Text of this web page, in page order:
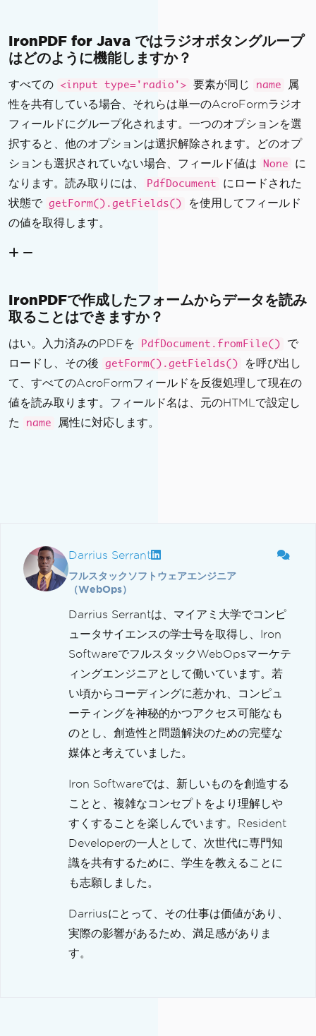
IronPDF for Java ではラジオボタングループ
はどのように機能しますか？
すべての <input type='radio'> 要素が同じ name
属
性を共有している場合、それらは単一のAcroFormラジオ
フィールドにグループ化されます。一つのオプションを選
択すると、他のオプションは選択解除されます。どのオプ
ションも選択されていない場合、フィールド値は
None
に
なります。読み取りには、
PdfDocument
にロードされた
状態で getForm().getFields()
を使用してフィールド
の値を取得します。
IronPDFで作成したフォームからデータを読み
取ることはできますか？
はい。入力済みのPDFを PdfDocument.fromFile()
で
ロードし、その後
getForm().getFields()
を呼び出し
て、すべてのAcroFormフィールドを反復処理して現在の
値を読み取ります。フィールド名は、元のHTMLで設定し
た
name 属性に対応します。
Darrius Serrant
フルスタックソフトウェアエンジニア
（WebOps）
Darrius Serrantは、マイアミ大学でコンピ
ュータサイエンスの学士号を取得し、Iron
SoftwareでフルスタックWebOpsマーケテ
ィングエンジニアとして働いています。若
い頃からコーディングに惹かれ、コンピュ
ーティングを神秘的かつアクセス可能なも
のとし、創造性と問題解決のための完璧な
媒体と考えていました。
Iron Softwareでは、新しいものを創造する
ことと、複雑なコンセプトをより理解しや
すくすることを楽しんでいます。Resident
Developerの一人として、次世代に専門知
識を共有するために、学生を教えることに
も志願しました。
Darriusにとって、その仕事は価値があり、
実際の影響があるため、満足感がありま
す。